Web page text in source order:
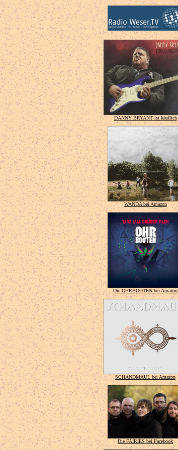
DANNY BRYANT ist käuflich
WANDA bei Amazon
Die OHRBOOTEN bei Amazon
SCHANDMAUL bei Amazon
Die FAIRIES bei Facebook